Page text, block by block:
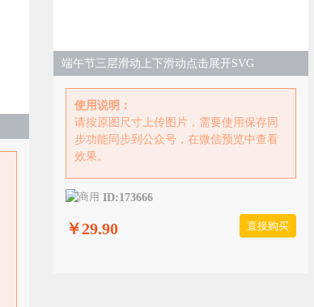
端午节三层滑动上下滑动点击展开SVG
使用说明：
请按原图尺寸上传图片，需要使用保存同
步功能同步到公众号，在微信预览中查看
效果。
ID:173666
直接购买
￥29.90